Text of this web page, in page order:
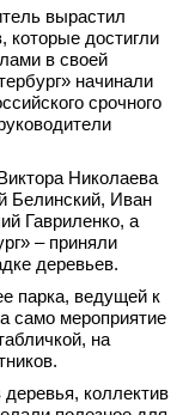
вырастил
которые достигли
в своей
начинали
срочного
Николаева
Белинский, Иван
Гавриленко, а
– приняли
деревьев.
парка, ведущей к
само мероприятие
на
коллектив